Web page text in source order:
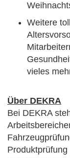
Weitere
vieles
Über DEKRA
Bei DEKRA